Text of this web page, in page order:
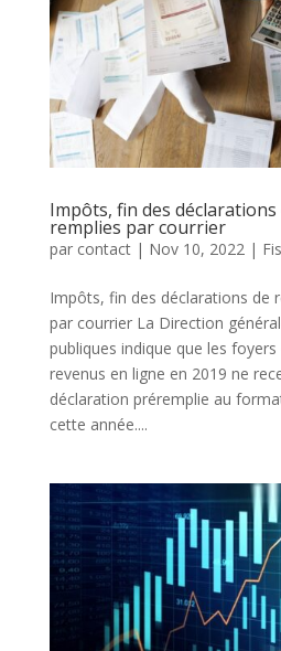
Impôts, fin des
remplies par courrier
par contact| Nov 10, 2022|
Impôts, fin des déclarations de
par courrier La Direction
publiques indique que les
revenus en ligne en 2019 ne
déclaration pré­remplie au
cette année....